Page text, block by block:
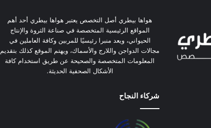
هواها بيطري أصل التخصص يعتبر هواها بيطري أحد أهم
المواقع الرئيسية المتخصصة في صناعة الثروة والإنتاج
الحيواني، ويعد منبرا رئيسيًا للمربين وكافة العاملين في
مجالات الدواجن واللارج والأسماك، ويهتم الموقع كذلك بتقديم
المعلومات المتخصصة والصحيحة عن طريق استخدام كافة
الأشكال الصحفية الحديثة.
شركاء النجاح